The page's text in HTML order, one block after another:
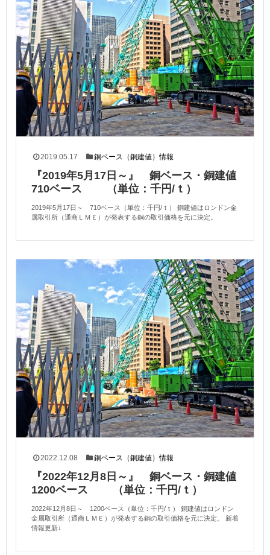
2019.05.17 銅ベース（銅建値）情報
『2019年5月17日～』 銅ベース・銅建値
710ベース （単位：千円/ｔ）
2019年5月17日～ 710ベース（単位：千円/ｔ） 銅建値はロンドン金
属取引所（通商ＬＭＥ）が発表する銅の取引価格を元に決定。
2022.12.08 銅ベース（銅建値）情報
『2022年12月8日～』 銅ベース・銅建値
1200ベース （単位：千円/ｔ）
2022年12月8日～ 1200ベース（単位：千円/ｔ） 銅建値はロンドン
金属取引所（通商ＬＭＥ）が発表する銅の取引価格を元に決定。 新着
情報更新↓